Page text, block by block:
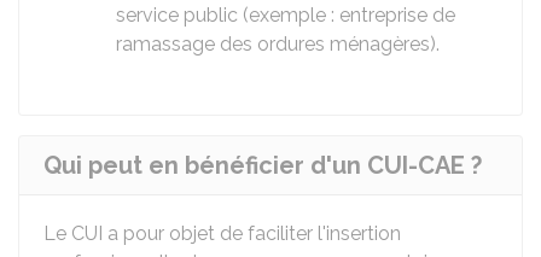
service public (exemple : entreprise de
ramassage des ordures ménagères).
Qui peut en bénéficier d'un CUI-CAE ?
Le CUI a pour objet de faciliter l'insertion